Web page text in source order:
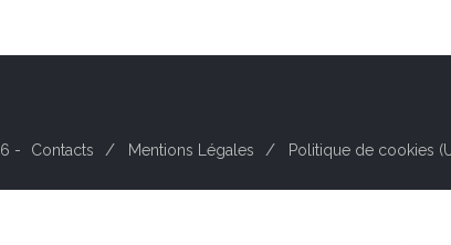
- Contacts Mentions Légales Politique de cookies